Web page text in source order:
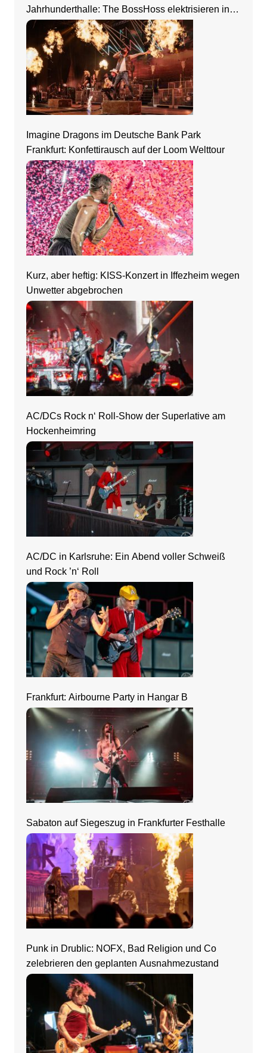
Jahrhunderthalle: The BossHoss elektrisieren in
Frankfurt
Imagine Dragons im Deutsche Bank Park
Frankfurt: Konfettirausch auf der Loom Welttour
Kurz, aber heftig: KISS-Konzert in Iffezheim wegen
Unwetter abgebrochen
AC/DCs Rock n‘ Roll-Show der Superlative am
Hockenheimring
AC/DC in Karlsruhe: Ein Abend voller Schweiß
und Rock ’n‘ Roll
Frankfurt: Airbourne Party in Hangar B
Sabaton auf Siegeszug in Frankfurter Festhalle
Punk in Drublic: NOFX, Bad Religion und Co
zelebrieren den geplanten Ausnahmezustand